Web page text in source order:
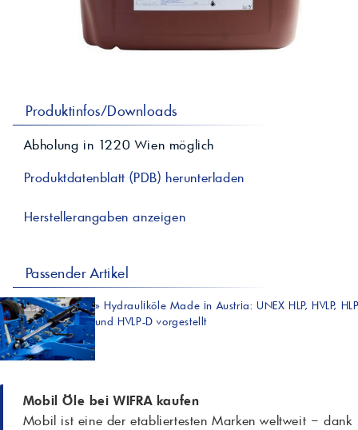
Schmierstoffe
Spindelöle
professionelle
Farbmittel für
Produktinfos/Downloads
Abholung in 1220 Wien möglich
Produktdatenblatt (PDB) herunterladen
Herstellerangaben anzeigen
Passender Artikel
» Hydrauliköle Made in Austria: UNEX HLP, HVLP,
und HVLP-D vorgestellt
Mobil Öle bei WIFRA kaufen
Mobil ist eine der etabliertesten Marken weltweit – dank